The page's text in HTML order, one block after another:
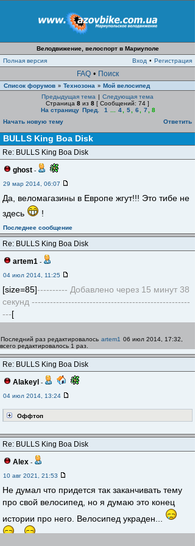
Велодвижение, велоспорт в Мариуполе
Полная версия
Вход • Регистрация
FAQ • Поиск
Список форумов » Технозона » Мой велосипед
Предыдущая тема | Следующая тема
Страница 8 из 8 [ Сообщений: 74 ]
На страницу Пред. 1 4 5 6 7
8
Начать новую тему
Ответить
BULLS King Boa Disk
Re: BULLS King Boa Disk
ghost -
29 мар 2014, 06:07
Да, веломагазины в Европе жгут!!! Это тибе не
здесь
!
Последнее сообщение
Re: BULLS King Boa Disk
artem1 -
04 июл 2014, 11:25
[size=85]---------- Добавлено через 15 минут 38
секунд ----------------------------------------------------
---[
Последний раз редактировалось artem1 06 июл 2014, 17:32,
всего редактировалось 1 раз.
Re: BULLS King Boa Disk
Alakeyl -
04 июл 2014, 13:24
Оффтоп
Re: BULLS King Boa Disk
Alex -
10 авг 2021, 21:53
Не думал что придется так заканчивать тему
про свой велосипед, но я думаю это конец
истории про него. Велосипед украден...